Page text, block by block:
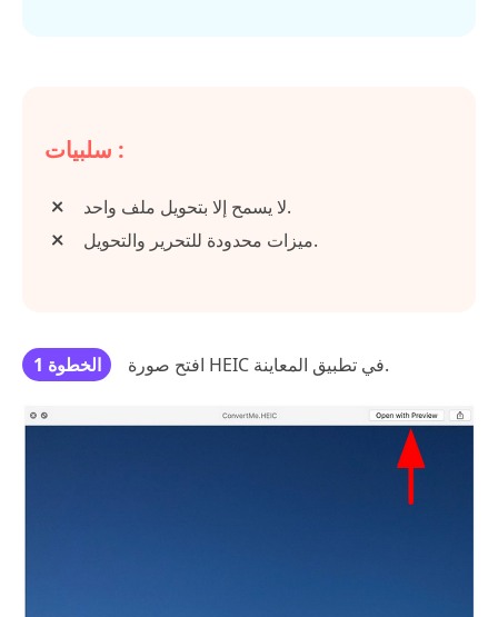
سلبيات :
لا يسمح إلا بتحويل ملف واحد.
ميزات محدودة للتحرير والتحويل.
الخطوة 1 افتح صورة HEIC في تطبيق المعاينة.